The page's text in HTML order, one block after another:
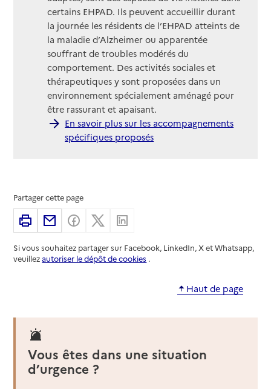
certains EHPAD. Ils peuvent accueillir durant
la journée les résidents de l’EHPAD atteints de
la maladie d’Alzheimer ou apparentée
souffrant de troubles modérés du
comportement. Des activités sociales et
thérapeutiques y sont proposées dans un
environnement spécialement aménagé pour
être rassurant et apaisant.
En savoir plus sur les accompagnements
spécifiques proposés
Partager cette page
ImprimerPartager par email
Partager sur Facebook
Partager sur X
Si vous souhaitez partager sur Facebook, LinkedIn, X et Whatsapp,
veuillezautoriser le dépôt de cookies .
Haut de page
Vous êtes dans une situation
d’urgence ?